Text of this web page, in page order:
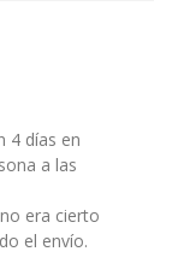
4 días en
a las
era cierto
el envío.